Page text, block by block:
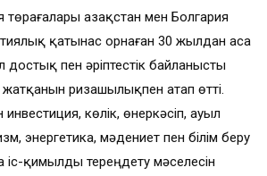
төрағалары Қазақстан мен Болгария
қатынас орнаған 30 жылдан аса
достық пен әріптестік байланысты
жатқанын ризашылықпен атап өтті.
көлік, өнеркәсіп, ауыл
энергетика, мәдениет пен білім беру
қимылды тереңдету мәселесін